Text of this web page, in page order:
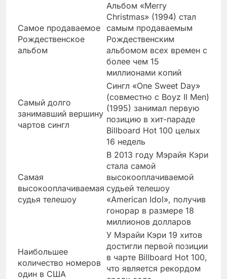
Самое продаваемое
Рождественское
альбом
Альбом «Merry
Christmas» (1994) стал
самым продаваемым
Рождественским
альбомом всех времен с
более чем 15
миллионами копий
Самый долго
занимавший вершину
чартов сингл
Сингл «One Sweet Day»
(совместно с Boyz II Men)
(1995) занимал первую
позицию в хит-параде
Billboard Hot 100 целых
16 недель
Самая
высокооплачиваемая
судья телешоу
В 2013 году Мэрайя Кэри
стала самой
высокооплачиваемой
судьей телешоу
«American Idol», получив
гонорар в размере 18
миллионов долларов
Наибольшее
количество номеров
один в США
У Мэрайи Кэри 19 хитов
достигли первой позиции
в чарте Billboard Hot 100,
что является рекордом